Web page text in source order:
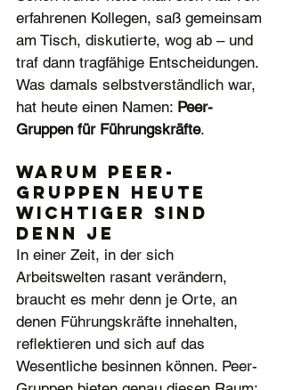
erfahrenen Kollegen, saß gemeinsam
am Tisch, diskutierte, wog ab – und
traf dann tragfähige Entscheidungen.
Was damals selbstverständlich war,
hat heute einen Namen: Peer-
Gruppen für Führungskräfte.
Warum Peer-
Gruppen heute
wichtiger sind
denn je
In einer Zeit, in der sich
Arbeitswelten rasant verändern,
braucht es mehr denn je Orte, an
denen Führungskräfte innehalten,
reflektieren und sich auf das
Wesentliche besinnen können. Peer-